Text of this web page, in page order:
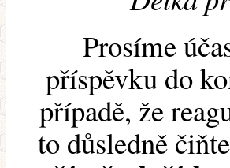
Prosíme
příspěvku do
případě, že
to důsledně